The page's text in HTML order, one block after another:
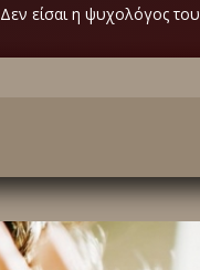
Δεν είσαι η ψυχολόγος του